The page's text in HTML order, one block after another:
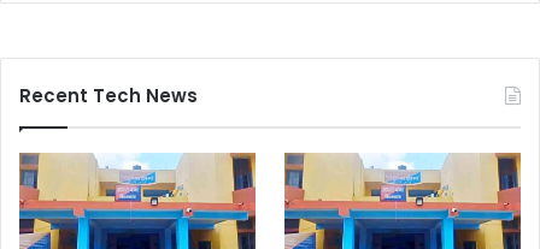
Recent Tech News